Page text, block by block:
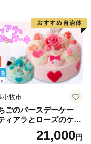
小牧市
ごのバースデーケー
ィアラとローズのケー
イーツ デザート 洋菓
取り寄せ 愛知県 小牧市
21,000円